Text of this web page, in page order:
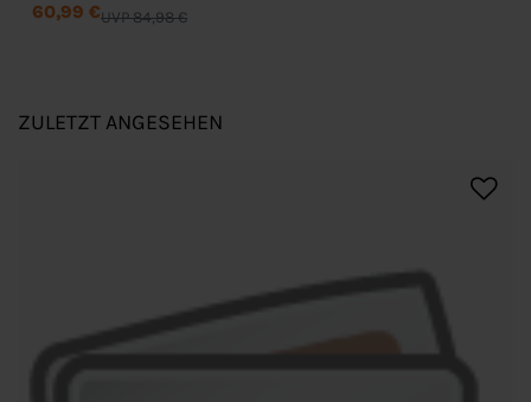
UVP 84,98 €
60,99 €
ZULETZT ANGESEHEN